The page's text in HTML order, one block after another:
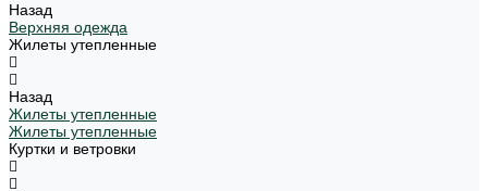
Назад
Верхняя одежда
Жилеты утепленные
Назад
Жилеты утепленные
Жилеты утепленные
Куртки и ветровки